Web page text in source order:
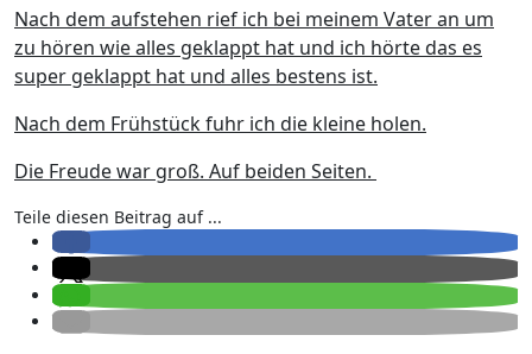
Nach dem aufstehen rief ich bei meinem Vater an um
zu hören wie alles geklappt hat und ich hörte das es
super geklappt hat und alles bestens ist.
Nach dem Frühstück fuhr ich die kleine holen.
Die Freude war groß. Auf beiden Seiten.
Teile diesen Beitrag auf ...